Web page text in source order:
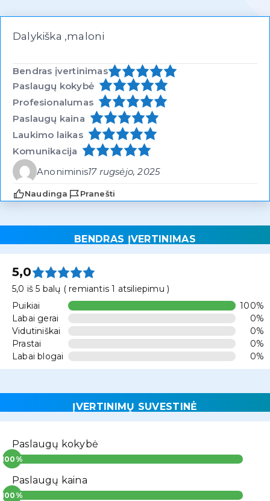
Dalykiška ,maloni
Bendras įvertinimas
Paslaugų kokybė
Profesionalumas
Paslaugų kaina
Laukimo laikas
Komunikacija
Anoniminis17 rugsėjo, 2025
Naudinga Pranešti
BENDRAS ĮVERTINIMAS
5,0
5,0 iš 5 balų ( remiantis 1 atsiliepimu )
Puikiai
100%
Labai gerai
0%
Vidutiniškai
0%
Prastai
0%
Labai blogai
0%
ĮVERTINIMŲ SUVESTINĖ
Paslaugų kokybė
Paslaugų kaina